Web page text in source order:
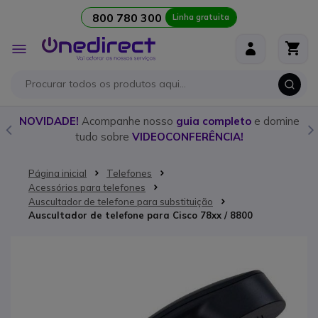
800 780 300 Linha gratuita
Alternar
Nav
NOVIDADE! Acompanhe nosso guia completoe domine
tudo sobre VIDEOCONFERÊNCIA!
Página inicial
Telefones
Acessórios para telefones
Auscultador de telefone para substituição
Auscultador de telefone para Cisco 78xx / 8800